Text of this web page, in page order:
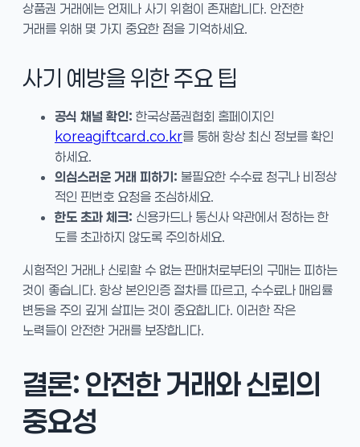
상품권 거래에는 언제나 사기 위험이 존재합니다. 안전한
거래를 위해 몇 가지 중요한 점을 기억하세요.
사기 예방을 위한 주요 팁
공식 채널 확인: 한국상품권협회 홈페이지인
koreagiftcard.co.kr를 통해 항상 최신 정보를 확인
하세요.
의심스러운 거래 피하기: 불필요한 수수료 청구나 비정상
적인 핀번호 요청을 조심하세요.
한도 초과 체크: 신용카드나 통신사 약관에서 정하는 한
도를 초과하지 않도록 주의하세요.
시험적인 거래나 신뢰할 수 없는 판매처로부터의 구매는 피하는
것이 좋습니다. 항상 본인인증 절차를 따르고, 수수료나 매입률
변동을 주의 깊게 살피는 것이 중요합니다. 이러한 작은
노력들이 안전한 거래를 보장합니다.
결론: 안전한 거래와 신뢰의
중요성